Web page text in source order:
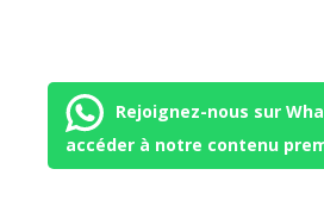
Rejoignez-nous sur
accéder à notre contenu